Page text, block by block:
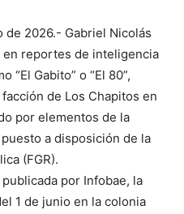
de 2026.- Gabriel Nicolás
reportes de inteligencia
“El Gabito” o “El 80”,
de Los Chapitos en
por elementos de la
a disposición de la
(FGR).
por Infobae, la
1 de junio en la colonia